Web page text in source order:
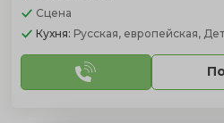
Сцена
Кухня: Русская, европейская,